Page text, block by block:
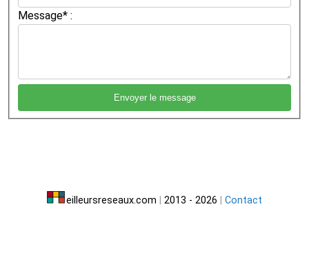
Message* :
eilleursreseaux.com 2013 - 2026 Contact